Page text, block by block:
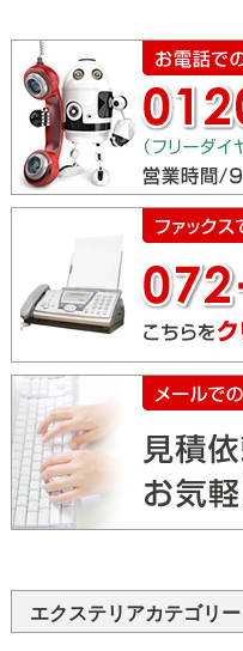
エクステリアカテゴリー